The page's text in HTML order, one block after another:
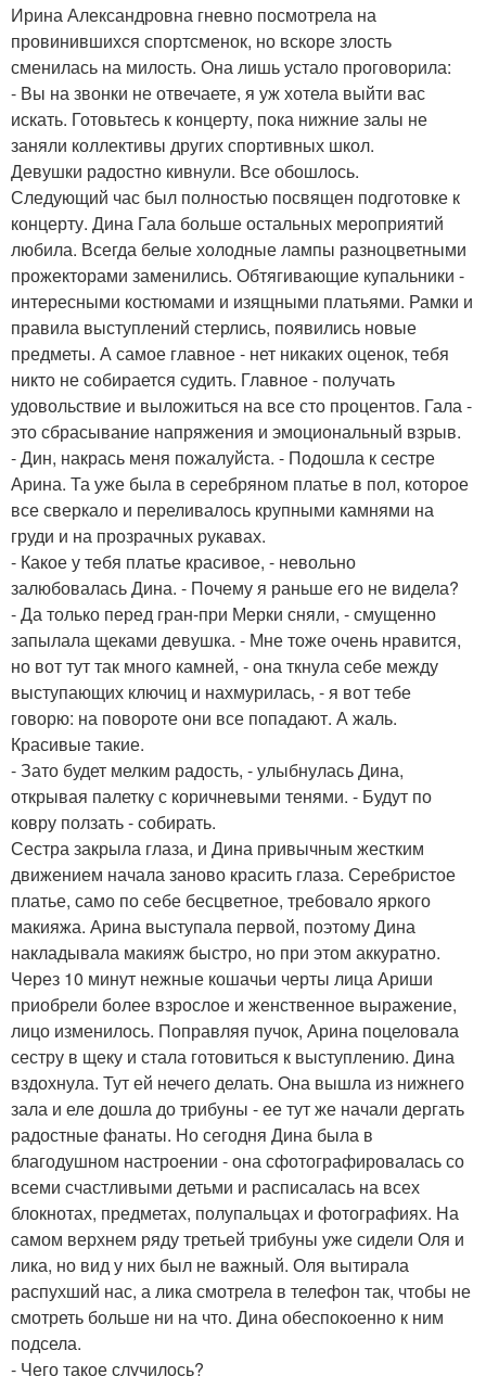
Ирина Александровна гневно посмотрела на
провинившихся спортсменок, но вскоре злость
сменилась на милость. Она лишь устало проговорила:
- Вы на звонки не отвечаете, я уж хотела выйти вас
искать. Готовьтесь к концерту, пока нижние залы не
заняли коллективы других спортивных школ.
Девушки радостно кивнули. Все обошлось.
Следующий час был полностью посвящен подготовке к
концерту. Дина Гала больше остальных мероприятий
любила. Всегда белые холодные лампы разноцветными
прожекторами заменились. Обтягивающие купальники -
интересными костюмами и изящными платьями. Рамки и
правила выступлений стерлись, появились новые
предметы. А самое главное - нет никаких оценок, тебя
никто не собирается судить. Главное - получать
удовольствие и выложиться на все сто процентов. Гала -
это сбрасывание напряжения и эмоциональный взрыв.
- Дин, накрась меня пожалуйста. - Подошла к сестре
Арина. Та уже была в серебряном платье в пол, которое
все сверкало и переливалось крупными камнями на
груди и на прозрачных рукавах.
- Какое у тебя платье красивое, - невольно
залюбовалась Дина. - Почему я раньше его не видела?
- Да только перед гран-при Мерки сняли, - смущенно
запылала щеками девушка. - Мне тоже очень нравится,
но вот тут так много камней, - она ткнула себе между
выступающих ключиц и нахмурилась, - я вот тебе
говорю: на повороте они все попадают. А жаль.
Красивые такие.
- Зато будет мелким радость, - улыбнулась Дина,
открывая палетку с коричневыми тенями. - Будут по
ковру ползать - собирать.
Сестра закрыла глаза, и Дина привычным жестким
движением начала заново красить глаза. Серебристое
платье, само по себе бесцветное, требовало яркого
макияжа. Арина выступала первой, поэтому Дина
накладывала макияж быстро, но при этом аккуратно.
Через 10 минут нежные кошачьи черты лица Ариши
приобрели более взрослое и женственное выражение,
лицо изменилось. Поправляя пучок, Арина поцеловала
сестру в щеку и стала готовиться к выступлению. Дина
вздохнула. Тут ей нечего делать. Она вышла из нижнего
зала и еле дошла до трибуны - ее тут же начали дергать
радостные фанаты. Но сегодня Дина была в
благодушном настроении - она сфотографировалась со
всеми счастливыми детьми и расписалась на всех
блокнотах, предметах, полупальцах и фотографиях. На
самом верхнем ряду третьей трибуны уже сидели Оля и
лика, но вид у них был не важный. Оля вытирала
распухший нас, а лика смотрела в телефон так, чтобы не
смотреть больше ни на что. Дина обеспокоенно к ним
подсела.
- Чего такое случилось?